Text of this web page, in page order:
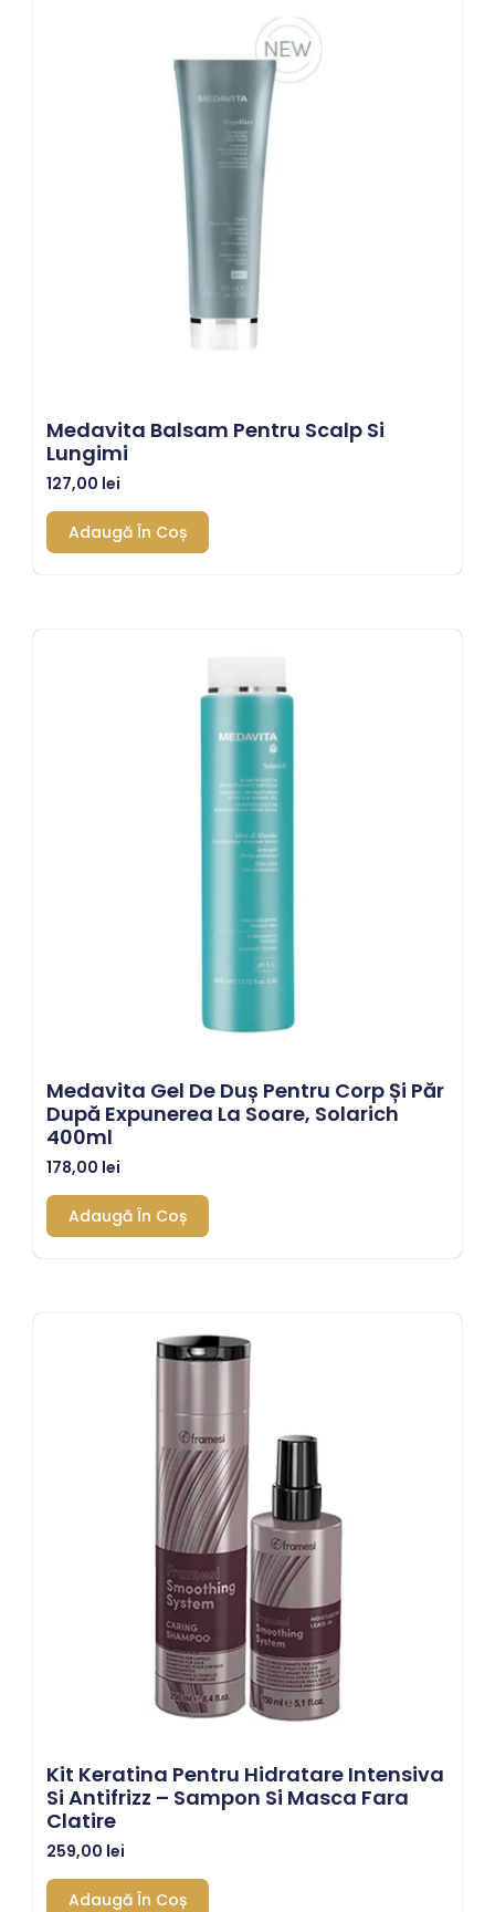
Medavita Balsam Pentru Scalp Si
Lungimi
127,00 lei
Adaugă În Coș
Medavita Gel De Duș Pentru Corp Și Păr
După Expunerea La Soare, Solarich
400ml
178,00 lei
Adaugă În Coș
Kit Keratina Pentru Hidratare Intensiva
Si Antifrizz – Sampon Si Masca Fara
Clatire
259,00 lei
Adaugă În Coș